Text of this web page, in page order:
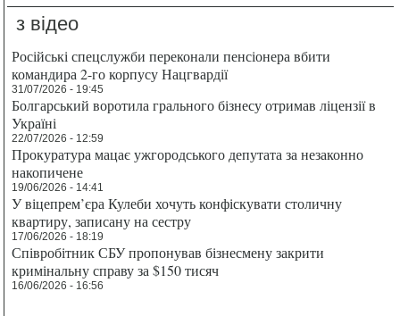
з відео
Російські спецслужби переконали пенсіонера вбити
командира 2-го корпусу Нацгвардії
31/07/2026 - 19:45
Болгарський воротила грального бізнесу отримав ліцензії в
Україні
22/07/2026 - 12:59
Прокуратура мацає ужгородського депутата за незаконно
накопичене
19/06/2026 - 14:41
У віцепрем’єра Кулеби хочуть конфіскувати столичну
квартиру, записану на сестру
17/06/2026 - 18:19
Співробітник СБУ пропонував бізнесмену закрити
кримінальну справу за $150 тисяч
16/06/2026 - 16:56